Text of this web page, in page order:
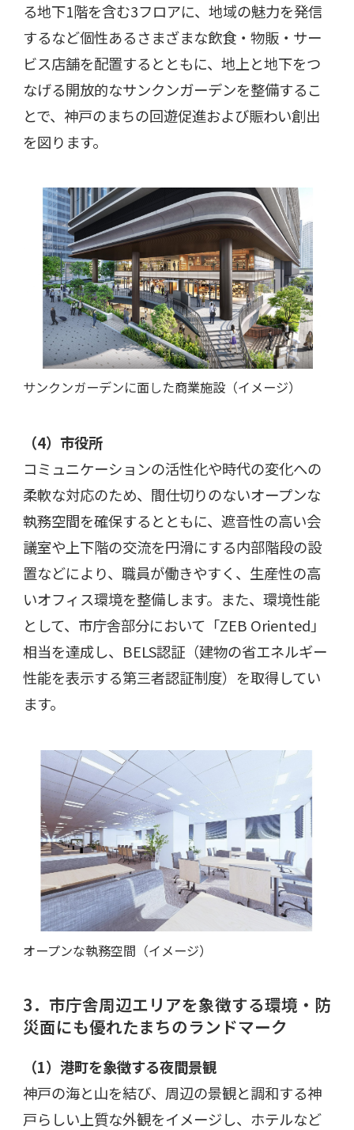
る地下1階を含む3フロアに、地域の魅力を発信
するなど個性あるさまざまな飲食・物販・サー
ビス店舗を配置するとともに、地上と地下をつ
なげる開放的なサンクンガーデンを整備するこ
とで、神戸のまちの回遊促進および賑わい創出
を図ります。
サンクンガーデンに面した商業施設（イメージ）
（4） 市役所
コミュニケーションの活性化や時代の変化への
柔軟な対応のため、間仕切りのないオープンな
執務空間を確保するとともに、遮音性の高い会
議室や上下階の交流を円滑にする内部階段の設
置などにより、職員が働きやすく、生産性の高
いオフィス環境を整備します。また、環境性能
として、市庁舎部分において「ZEB Oriented」
相当を達成し、BELS認証（建物の省エネルギー
性能を表示する第三者認証制度）を取得してい
ます。
オープンな執務空間（イメージ）
3．市庁舎周辺エリアを象徴する環境・防
災面にも優れたまちのランドマーク
（1）港町を象徴する夜間景観
神戸の海と山を結び、周辺の景観と調和する神
戸らしい上質な外観をイメージし、ホテルなど